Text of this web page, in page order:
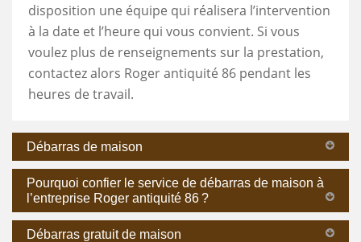
disposition une équipe qui réalisera l’intervention
à la date et l’heure qui vous convient. Si vous
voulez plus de renseignements sur la prestation,
contactez alors Roger antiquité 86 pendant les
heures de travail.
Débarras de maison
Pourquoi confier le service de débarras de maison à
l’entreprise Roger antiquité 86 ?
Débarras gratuit de maison